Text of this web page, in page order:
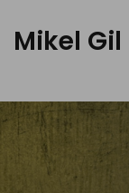
Mikel Gil